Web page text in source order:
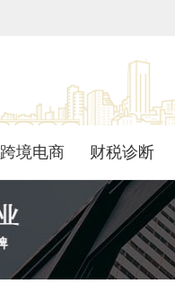
跨境电商 财税诊断